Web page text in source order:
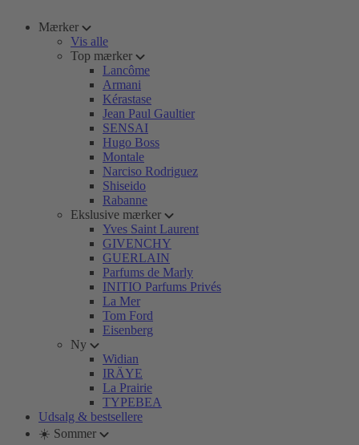
Mærker
Vis alle
Top mærker
Lancôme
Armani
Kérastase
Jean Paul Gaultier
SENSAI
Hugo Boss
Montale
Narciso Rodriguez
Shiseido
Rabanne
Ekslusive mærker
Yves Saint Laurent
GIVENCHY
GUERLAIN
Parfums de Marly
INITIO Parfums Privés
La Mer
Tom Ford
Eisenberg
Ny
Widian
IRÄYE
La Prairie
TYPEBEA
Udsalg & bestsellere
☀️ Sommer